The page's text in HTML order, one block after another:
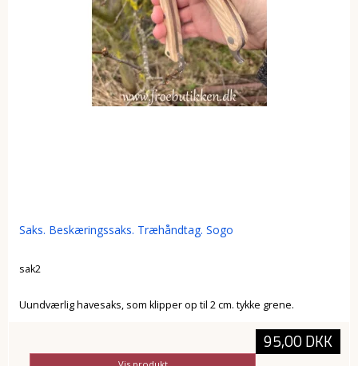
Saks. Beskæringssaks. Træhåndtag. Sogo
sak2
Uundværlig havesaks, som klipper op til 2 cm. tykke grene.
95,00 DKK